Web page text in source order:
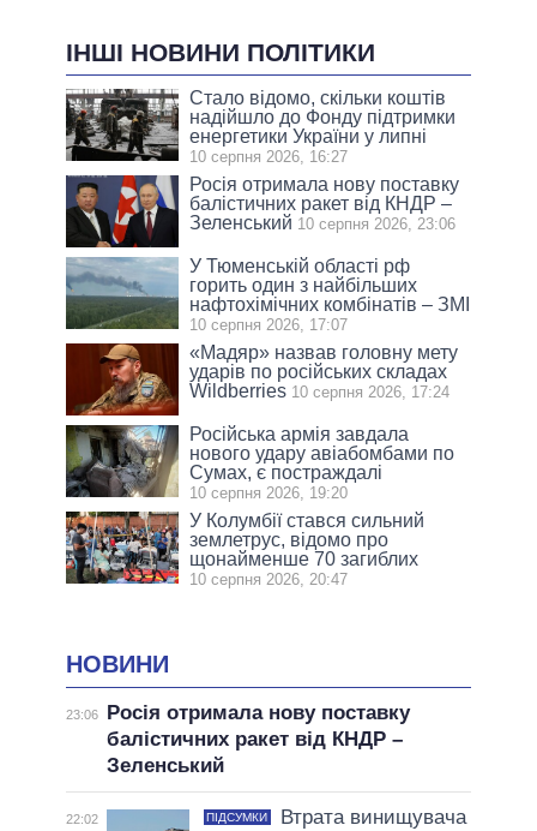
ІНШІ НОВИНИ ПОЛІТИКИ
Стало відомо, скільки коштів
надійшло до Фонду підтримки
енергетики України у липні
10 серпня 2026, 16:27
Росія отримала нову поставку
балістичних ракет від КНДР –
Зеленський 10 серпня 2026, 23:06
У Тюменській області рф
горить один з найбільших
нафтохімічних комбінатів – ЗМІ
10 серпня 2026, 17:07
«Мадяр» назвав головну мету
ударів по російських складах
Wildberries 10 серпня 2026, 17:24
Російська армія завдала
нового удару авіабомбами по
Сумах, є постраждалі
10 серпня 2026, 19:20
У Колумбії стався сильний
землетрус, відомо про
щонайменше 70 загиблих
10 серпня 2026, 20:47
НОВИНИ
23:06
Росія отримала нову поставку
балістичних ракет від КНДР –
Зеленський
22:02 ПІДСУМКИ
Втрата винищувача